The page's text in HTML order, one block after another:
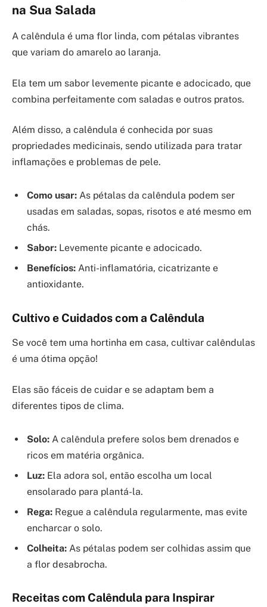
na Sua Salada
A calêndula é uma flor linda, com pétalas vibrantes
que variam do amarelo ao laranja.
Ela tem um sabor levemente picante e adocicado, que
combina perfeitamente com saladas e outros pratos.
Além disso, a calêndula é conhecida por suas
propriedades medicinais, sendo utilizada para tratar
inflamações e problemas de pele.
Como usar: As pétalas da calêndula podem ser
usadas em saladas, sopas, risotos e até mesmo em
chás.
Sabor: Levemente picante e adocicado.
Benefícios: Anti-inflamatória, cicatrizante e
antioxidante.
Cultivo e Cuidados com a Calêndula
Se você tem uma hortinha em casa, cultivar calêndulas
é uma ótima opção!
Elas são fáceis de cuidar e se adaptam bem a
diferentes tipos de clima.
Solo: A calêndula prefere solos bem drenados e
ricos em matéria orgânica.
Luz: Ela adora sol, então escolha um local
ensolarado para plantá-la.
Rega: Regue a calêndula regularmente, mas evite
encharcar o solo.
Colheita: As pétalas podem ser colhidas assim que
a flor desabrocha.
Receitas com Calêndula para Inspirar